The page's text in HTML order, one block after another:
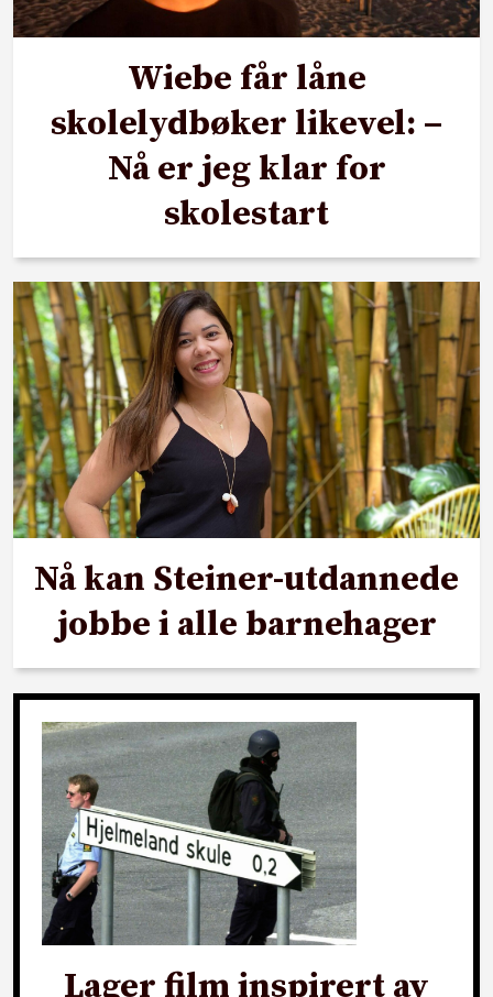
Wiebe får låne
skolelydbøker likevel: –
Nå er jeg klar for
skolestart
Nå kan Steiner-utdannede
jobbe i alle barnehager
Lager film inspirert av